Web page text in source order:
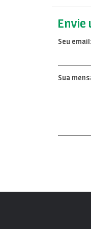
Envie
Seu email:
Sua